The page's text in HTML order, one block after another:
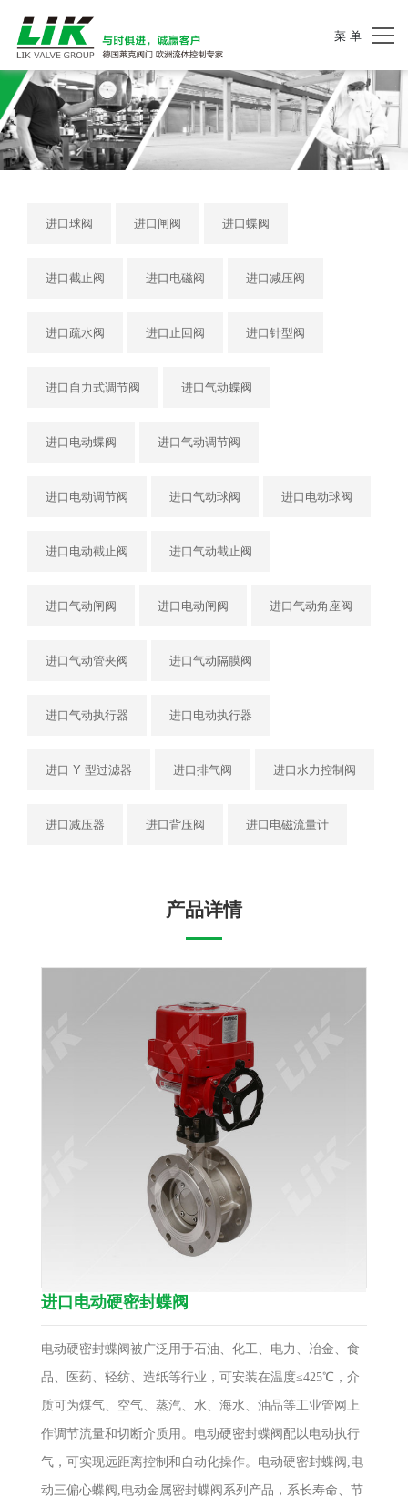
菜 单
进口球阀 进口闸阀 进口蝶阀
进口截止阀 进口电磁阀 进口减压阀
进口疏水阀 进口止回阀 进口针型阀
进口自力式调节阀 进口气动蝶阀
进口电动蝶阀 进口气动调节阀
进口电动调节阀 进口气动球阀 进口电动球阀
进口电动截止阀 进口气动截止阀
进口气动闸阀 进口电动闸阀 进口气动角座阀
进口气动管夹阀 进口气动隔膜阀
进口气动执行器 进口电动执行器
进口 Y 型过滤器 进口排气阀 进口水力控制阀
进口减压器 进口背压阀 进口电磁流量计
产品详情
进口电动硬密封蝶阀
电动硬密封蝶阀被广泛用于石油、化工、电力、冶金、食
品、医药、轻纺、造纸等行业，可安装在温度≤425℃，介
质可为煤气、空气、蒸汽、水、海水、油品等工业管网上
作调节流量和切断介质用。电动硬密封蝶阀配以电动执行
气，可实现远距离控制和自动化操作。电动硬密封蝶阀,电
动三偏心蝶阀,电动金属密封蝶阀系列产品，系长寿命、节